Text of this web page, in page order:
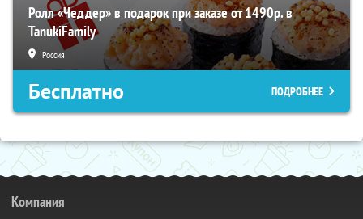
Ролл «Чеддер» в подарок при заказе от 1490р. в
TanukiFamily
Россия
Бесплатно ПОДРОБНЕЕ
Компания